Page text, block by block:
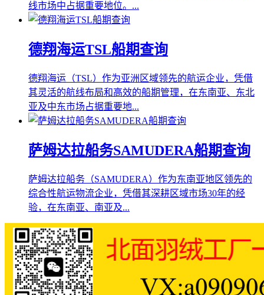
线市场中占据重要地位。...
德翔海运TSL船期查询
德翔海运（TSL）作为亚洲区域领先的航运企业，凭借
其灵活的航线布局和高效的船期管理，在东南亚、东北
亚及中东市场占据重要地...
萨姆达拉船务SAMUDERA船期查询
萨姆达拉船务（SAMUDERA）作为东南亚地区领先的
综合性航运物流企业，凭借其深耕区域市场30年的经
验，在东南亚、南亚及...